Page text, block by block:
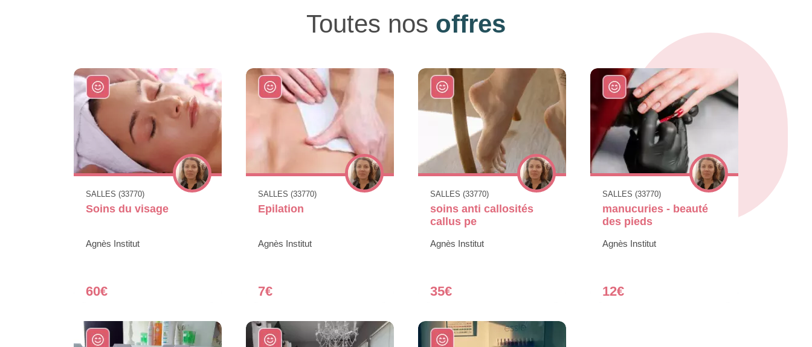
Toutes nos offres
SALLES (33770)
Soins du visage
Agnès Institut
60€
SALLES (33770)
Epilation
Agnès Institut
7€
SALLES (33770)
soins anti callosités
callus pe
Agnès Institut
35€
SALLES (33770)
manucuries - beauté
des pieds
Agnès Institut
12€